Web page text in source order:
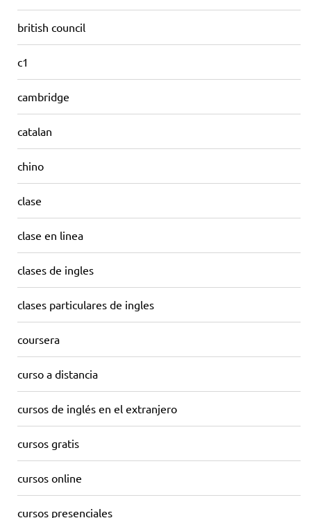
british council
c1
cambridge
catalan
chino
clase
clase en linea
clases de ingles
clases particulares de ingles
coursera
curso a distancia
cursos de inglés en el extranjero
cursos gratis
cursos online
cursos presenciales